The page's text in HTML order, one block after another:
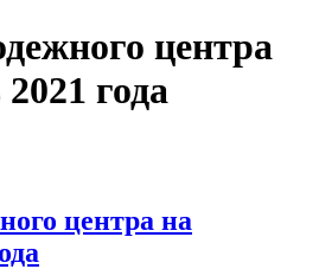
центра
года
центра на